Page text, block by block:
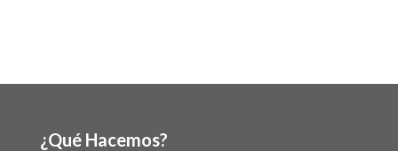
¿Qué Hacemos?